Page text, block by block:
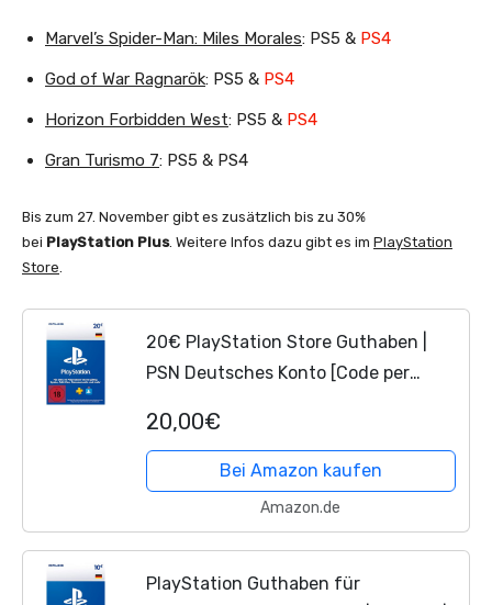
Marvel’s Spider-Man: Miles Morales: PS5 & PS4
God of War Ragnarök: PS5 & PS4
Horizon Forbidden West: PS5 & PS4
Gran Turismo 7: PS5 & PS4
Bis zum 27. November gibt es zusätzlich bis zu 30%
bei PlayStation Plus. Weitere Infos dazu gibt es im PlayStation
Store.
20€ PlayStation Store Guthaben |
PSN Deutsches Konto [Code per
20,00€
Bei Amazon kaufen
Amazon.de
PlayStation Guthaben für